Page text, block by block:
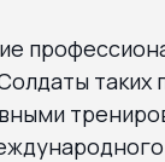
таких